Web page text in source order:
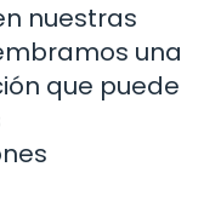
nuestras
una
que puede